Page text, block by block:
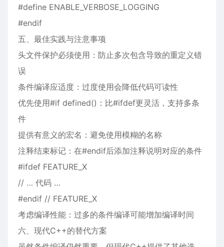
#define ENABLE_VERBOSE_LOGGING
#endif
五、最佳实践与注意事项
头文件保护必须使用：防止多次包含导致的重定义错
误
条件编译应适度：过度使用会降低代码可读性
优先使用#if defined()：比#ifdef更灵活，支持多条
件
提供有意义的宏名：避免使用模糊的名称
注释结束标记：在#endif后添加注释说明对应的条件
#ifdef FEATURE_X
// … 代码 …
#endif // FEATURE_X
考虑编译性能：过多的条件编译可能增加编译时间
六、现代C++的替代方案